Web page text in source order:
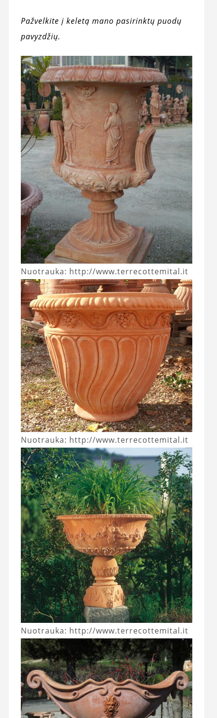
Pažvelkite į keletą mano pasirinktų puodų
pavyzdžių.
Nuotrauka: http://www.terrecottemital.it
Nuotrauka: http://www.terrecottemital.it
Nuotrauka: http://www.terrecottemital.it